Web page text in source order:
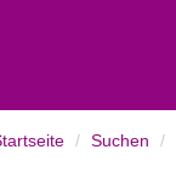
Suchen